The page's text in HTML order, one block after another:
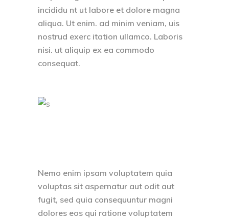
incididu nt ut labore et dolore magna
aliqua. Ut enim. ad minim veniam, uis
nostrud exerc itation ullamco. Laboris
nisi. ut aliquip ex ea commodo
consequat.
Nemo enim ipsam voluptatem quia
voluptas sit aspernatur aut odit aut
fugit, sed quia consequuntur magni
dolores eos qui ratione voluptatem